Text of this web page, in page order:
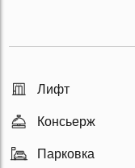
Лифт
Консьерж
Парковка